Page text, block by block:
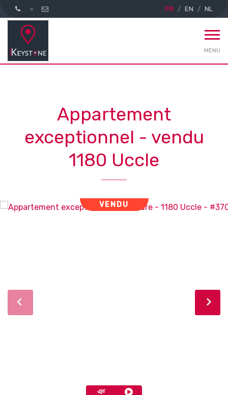
FR EN NL
MENU
Appartement
exceptionnel - vendu
1180 Uccle
VENDU